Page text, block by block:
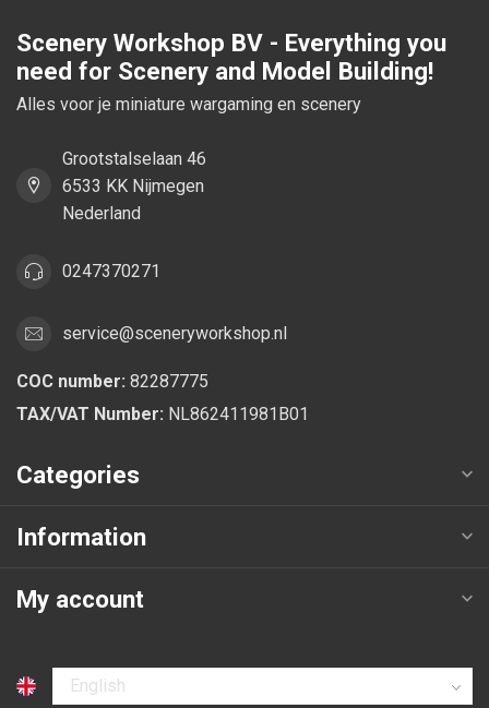
Scenery Workshop BV - Everything you
need for Scenery and Model Building!
Alles voor je miniature wargaming en scenery
Grootstalselaan 46
6533 KK Nijmegen
Nederland
0247370271
service@sceneryworkshop.nl
COC number: 82287775
TAX/VAT Number: NL862411981B01
Categories
Information
My account
Select language